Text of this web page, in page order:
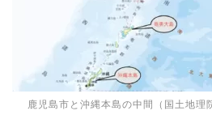
鹿児島市と沖縄本島の中間（国土地理